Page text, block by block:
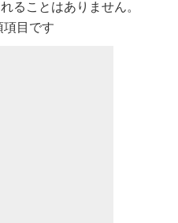
ることはありません。
項目です